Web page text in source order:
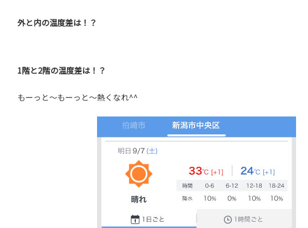
外と内の温度差は！？
1階と2階の温度差は！？
もーっと～もーっと～熱くなれ^^